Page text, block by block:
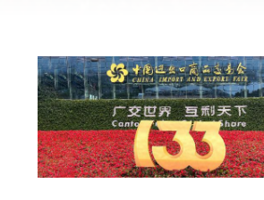
ΝΈΑ
ΥΠΟΘΈΣΕΙΣ